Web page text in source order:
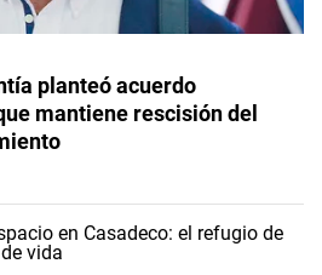
planteó acuerdo
mantiene rescisión del